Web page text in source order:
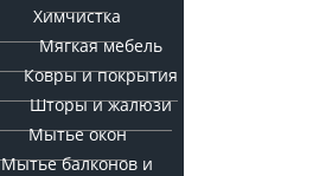
Химчистка
Мягкая мебель
Ковры и покрытия
Шторы и жалюзи
Мытье окон
Мытье балконов и